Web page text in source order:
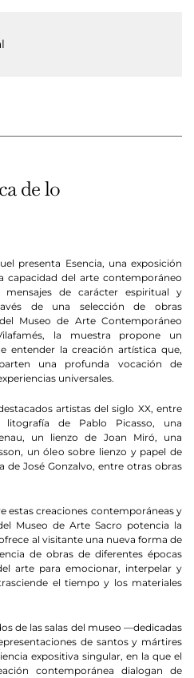
de lo
presenta Esencia, una exposición
capacidad del arte contemporáneo
de carácter espiritual y
de una selección de obras
Museo de Arte Contemporáneo
la muestra propone un
entender la creación artística que,
una profunda vocación de
universales.
artistas del siglo XX, entre
de Pablo Picasso, una
un lienzo de Joan Miró, una
un óleo sobre lienzo y papel de
de José Gonzalvo, entre otras obras
estas creaciones contemporáneas y
Museo de Arte Sacro potencia la
al visitante una nueva forma de
de obras de diferentes épocas
arte para emocionar, interpelar y
el tiempo y los materiales
de las salas del museo —dedicadas
de santos y mártires
expositiva singular, en la que el
contemporánea dialogan de